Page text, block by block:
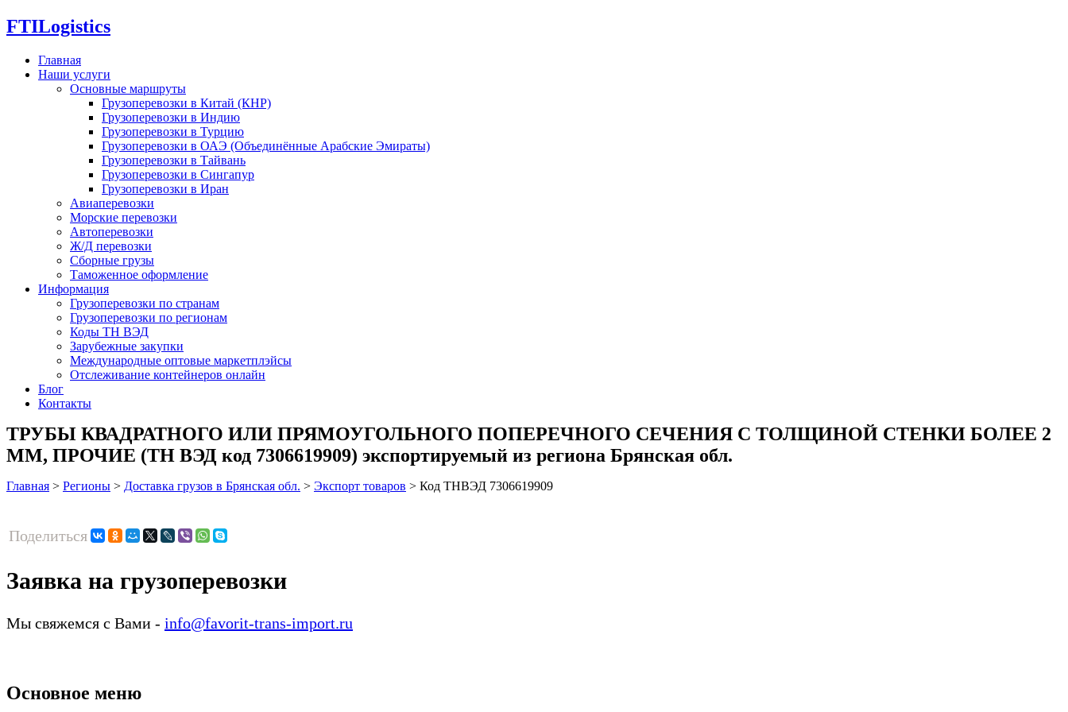
FTILogistics
Главная
Наши услуги
Основные маршруты
Грузоперевозки в Китай (КНР)
Грузоперевозки в Индию
Грузоперевозки в Турцию
Грузоперевозки в ОАЭ (Объединённые Арабские Эмираты)
Грузоперевозки в Тайвань
Грузоперевозки в Сингапур
Грузоперевозки в Иран
Авиаперевозки
Морские перевозки
Автоперевозки
Ж/Д перевозки
Сборные грузы
Таможенное оформление
Информация
Грузоперевозки по странам
Грузоперевозки по регионам
Коды ТН ВЭД
Зарубежные закупки
Международные оптовые маркетплэйсы
Отслеживание контейнеров онлайн
Блог
Контакты
ТРУБЫ КВАДРАТНОГО ИЛИ ПРЯМОУГОЛЬНОГО ПОПЕРЕЧНОГО СЕЧЕНИЯ С ТОЛЩИНОЙ СТЕНКИ БОЛЕЕ 2
ММ, ПРОЧИЕ (ТН ВЭД код 7306619909) экспортируемый из региона Брянская обл.
Главная > Регионы > Доставка грузов в Брянская обл. > Экспорт товаров > Код ТНВЭД 7306619909
Поделиться
Заявка на грузоперевозки
Мы свяжемся с Вами - info@favorit-trans-import.ru
Основное меню